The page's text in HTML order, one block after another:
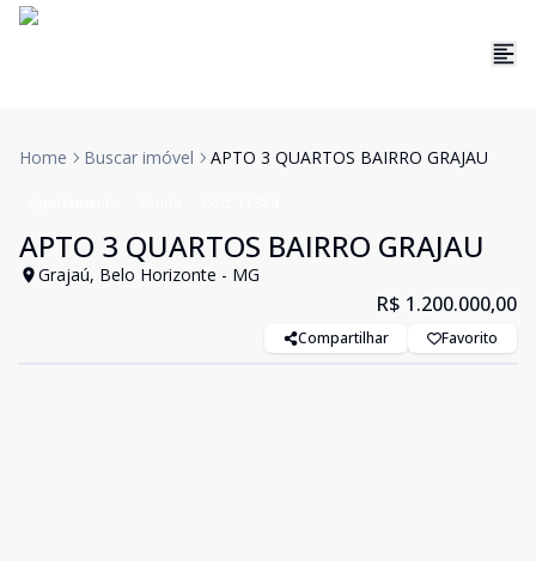
Home Buscar imóvel APTO 3 QUARTOS BAIRRO GRAJAU
APTO 3 QUARTOS BAIRRO GRAJAU
Grajaú, Belo Horizonte - MG
R$ 1.200.000,00
Compartilhar Favorito